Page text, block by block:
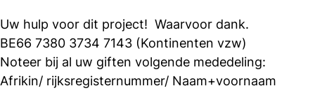
Uw hulp voor dit project! Waarvoor dank.
BE66 7380 3734 7143 (Kontinenten vzw)
Noteer bij al uw giften volgende mededeling:
Afrikin/ rijksregisternummer/ Naam+voornaam